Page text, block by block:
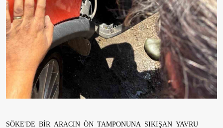
SÖKE'DE BİR ARACIN ÖN TAMPONUNA SIKIŞAN YAVRU